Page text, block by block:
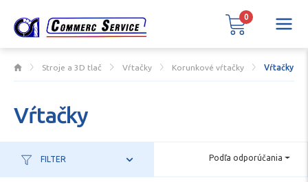
Stroje a 3D tlač Vŕtačky Korunkové vŕtačky Vŕtačky
Vŕtačky
FILTER Podľa odporúčania
0